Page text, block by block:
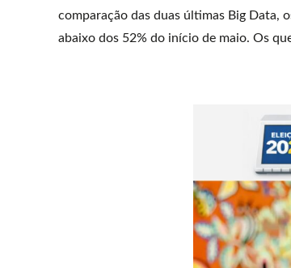
comparação das duas últimas Big Data,
abaixo dos 52% do início de maio. Os